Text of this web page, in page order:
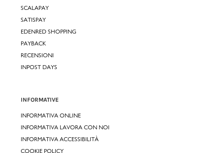
SCALAPAY
SATISPAY
EDENRED SHOPPING
PAYBACK
RECENSIONI
INPOST DAYS
INFORMATIVE
INFORMATIVA ONLINE
INFORMATIVA LAVORA CON NOI
INFORMATIVA ACCESSIBILITÀ
COOKIE POLICY